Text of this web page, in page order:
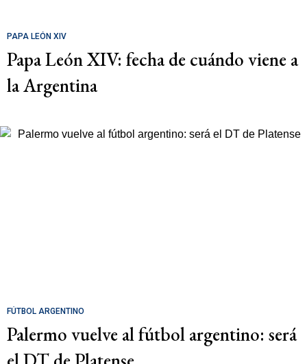
PAPA LEÓN XIV
Papa León XIV: fecha de cuándo viene a
la Argentina
FÚTBOL ARGENTINO
Palermo vuelve al fútbol argentino: será